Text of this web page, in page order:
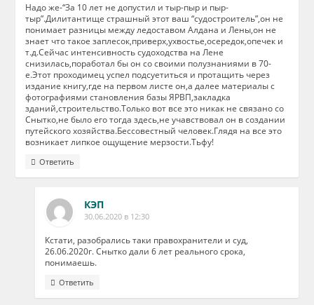
Надо же-“За 10 лет не допустил и тыр-пыр и пыр-
тыр”.Дилитантище страшный этот ваш “судостроитель”,он не
понимает разницы между ледоставом Алдана и Лены,он не
знает что такое заплесок,приверх,ухвостье,осередок,опечек и
т.д.Сейчас интенсивность судоходства на Лене
снизилась,поработал бы он со своими полузнаниями в 70-
е.Этот проходимец успел подсуетиться и протащить через
издание книгу,где на первом листе он,а далее материалы с
фотографиями становления базы ЯРВП,закладка
зданий,строительство.Только вот все это никак не связано со
Снытко,не было его тогда здесь,не учавствовал он в создании
путейского хозяйства.Бессовестный человек.Глядя на все это
возникает липкое ощущение мерзости.Тьфу!
Ответить
КЭП
30.06.2020 в 12:30
Кстати, разобрались таки правохранители и суд,
26.06.2020г. Снытко дали 6 лет реального срока,
понимаешь.
Ответить